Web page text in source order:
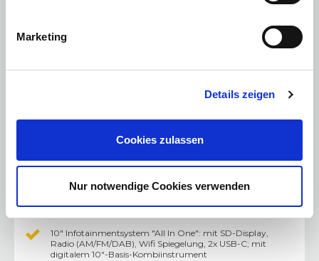
Marketing
Details zeigen
Cookies zulassen
Nur notwendige Cookies verwenden
Opel Connect (BTA 4G)
Grip Control mit Bergabfahrassistent
Allwetterreifen
Elektrische Handbremse
10" Infotainmentsystem "All In One": mit SD-Display,
Radio (AM/FM/DAB), Wifi Spiegelung, 2x USB-C; mit
digitalem 10"-Basis-Kombiinstrument